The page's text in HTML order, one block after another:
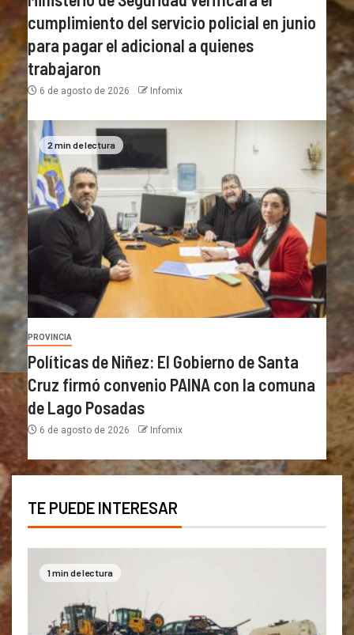
cumplimiento del servicio policial en junio
para pagar el adicional a quienes
trabajaron
6 de agosto de 2026 Infomix
2 min de lectura
PROVINCIA
Políticas de Niñez: El Gobierno de Santa
Cruz firmó convenio PAINA con la comuna
de Lago Posadas
6 de agosto de 2026 Infomix
TE PUEDE INTERESAR
1 min de lectura